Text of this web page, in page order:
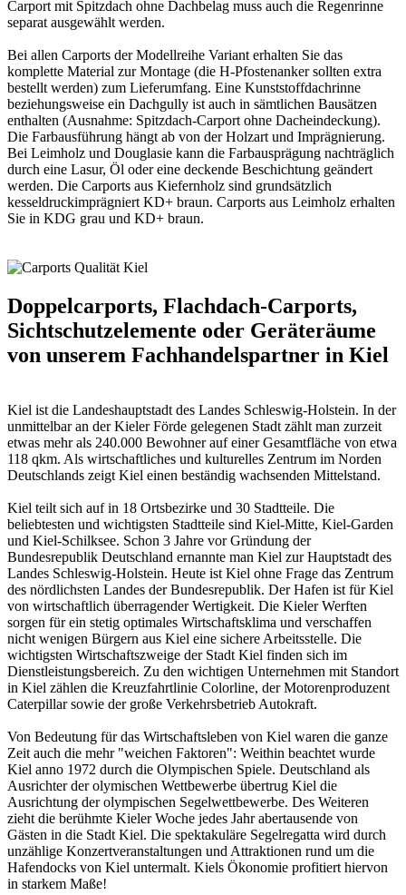
Carport mit Spitzdach ohne Dachbelag muss auch die Regenrinne
separat ausgewählt werden.
Bei allen Carports der Modellreihe Variant erhalten Sie das
komplette Material zur Montage (die H-Pfostenanker sollten extra
bestellt werden) zum Lieferumfang. Eine Kunststoffdachrinne
beziehungsweise ein Dachgully ist auch in sämtlichen Bausätzen
enthalten (Ausnahme: Spitzdach-Carport ohne Dacheindeckung).
Die Farbausführung hängt ab von der Holzart und Imprägnierung.
Bei Leimholz und Douglasie kann die Farbausprägung nachträglich
durch eine Lasur, Öl oder eine deckende Beschichtung geändert
werden. Die Carports aus Kiefernholz sind grundsätzlich
kesseldruckimprägniert KD+ braun. Carports aus Leimholz erhalten
Sie in KDG grau und KD+ braun.
Doppelcarports, Flachdach-Carports,
Sichtschutzelemente oder Geräteräume
von unserem Fachhandelspartner in Kiel
Kiel ist die Landeshauptstadt des Landes Schleswig-Holstein. In der
unmittelbar an der Kieler Förde gelegenen Stadt zählt man zurzeit
etwas mehr als 240.000 Bewohner auf einer Gesamtfläche von etwa
118 qkm. Als wirtschaftliches und kulturelles Zentrum im Norden
Deutschlands zeigt Kiel einen beständig wachsenden Mittelstand.
Kiel teilt sich auf in 18 Ortsbezirke und 30 Stadtteile. Die
beliebtesten und wichtigsten Stadtteile sind Kiel-Mitte, Kiel-Garden
und Kiel-Schilksee. Schon 3 Jahre vor Gründung der
Bundesrepublik Deutschland ernannte man Kiel zur Hauptstadt des
Landes Schleswig-Holstein. Heute ist Kiel ohne Frage das Zentrum
des nördlichsten Landes der Bundesrepublik. Der Hafen ist für Kiel
von wirtschaftlich überragender Wertigkeit. Die Kieler Werften
sorgen für ein stetig optimales Wirtschaftsklima und verschaffen
nicht wenigen Bürgern aus Kiel eine sichere Arbeitsstelle. Die
wichtigsten Wirtschaftszweige der Stadt Kiel finden sich im
Dienstleistungsbereich. Zu den wichtigen Unternehmen mit Standort
in Kiel zählen die Kreuzfahrtlinie Colorline, der Motorenproduzent
Caterpillar sowie der große Verkehrsbetrieb Autokraft.
Von Bedeutung für das Wirtschaftsleben von Kiel waren die ganze
Zeit auch die mehr "weichen Faktoren": Weithin beachtet wurde
Kiel anno 1972 durch die Olympischen Spiele. Deutschland als
Ausrichter der olymischen Wettbewerbe übertrug Kiel die
Ausrichtung der olympischen Segelwettbewerbe. Des Weiteren
zieht die berühmte Kieler Woche jedes Jahr abertausende von
Gästen in die Stadt Kiel. Die spektakuläre Segelregatta wird durch
unzählige Konzertveranstaltungen und Attraktionen rund um die
Hafendocks von Kiel untermalt. Kiels Ökonomie profitiert hiervon
in starkem Maße!